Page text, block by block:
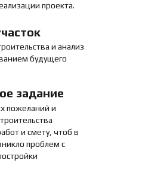
проекта.
и анализ
будущего
задание
пожеланий и
и смету, чтоб в
проблем с